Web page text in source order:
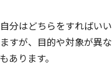
分はどちらをすればい
すが、目的や対象が異
あります。